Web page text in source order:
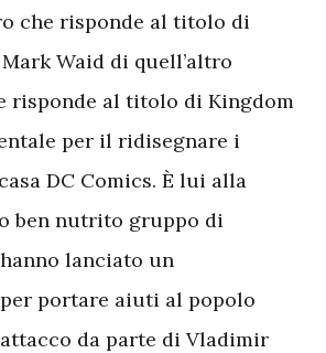
che risponde al titolo di
Waid di quell’altro
risponde al titolo di Kingdom
per il ridisegnare i
DC Comics. È lui alla
ben nutrito gruppo di
lanciato un
portare aiuti al popolo
da parte di Vladimir